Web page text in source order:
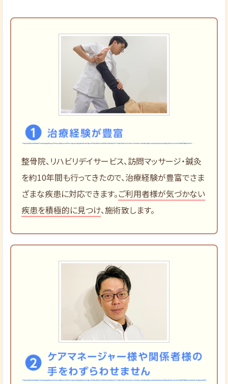
整骨院、リハビリデイサービス、訪問マッサージ・鍼灸
を約10年間も行ってきたので、治療経験が豊富でさま
ざまな疾患に対応できます。ご利用者様が気づかない
疾患を積極的に見つけ、施術致します。